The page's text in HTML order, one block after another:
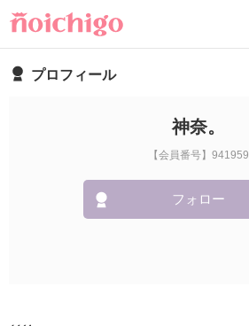
プロフィール
神奈。
【会員番号】941959
フォロー